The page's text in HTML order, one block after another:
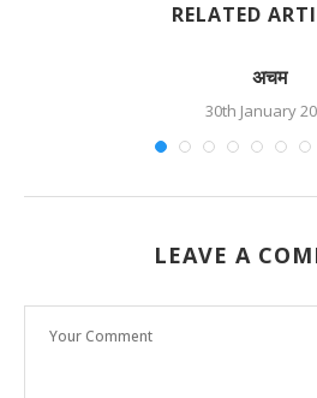
RELATED
अचम
30th January
LEAVE A